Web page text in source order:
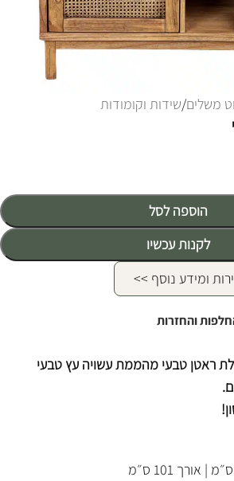
משלים/שידות וקומודות
הוספה לסל
לקנות עכשיו
ומידע נוסף >>
והחזרות
ראטן טבעי מהממת עשויה עץ טבעי